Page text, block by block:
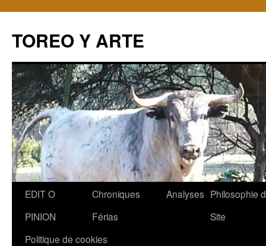
TOREO Y ARTE
Aller
contenu
EDIT O
PINION
Chroniques
Férias
Analyses Philosophie
Site
Politique de cookies